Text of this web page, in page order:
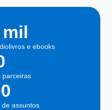
e ebooks
mil
parceiras
assuntos
0